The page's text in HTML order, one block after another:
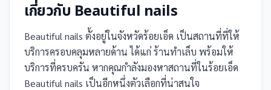
เกี่ยวกับ Beautiful nails
Beautiful nails ตั้งอยู่ในจังหวัดร้อยเอ็ด เป็นสถานที่ที่ให้
บริการครอบคลุมหลายด้าน ได้แก่ ร้านทำเล็บ พร้อมให้
บริการที่ครบครัน หากคุณกำลังมองหาสถานที่ในร้อยเอ็ด
Beautiful nails เป็นอีกหนึ่งตัวเลือกที่น่าสนใจ